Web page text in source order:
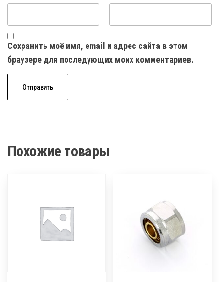
Сохранить моё имя, email и адрес сайта в этом
браузере для последующих моих комментариев.
Похожие товары